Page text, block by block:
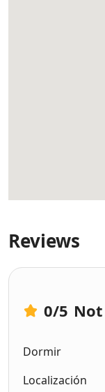
Reviews
0/5
Dormir
Localización